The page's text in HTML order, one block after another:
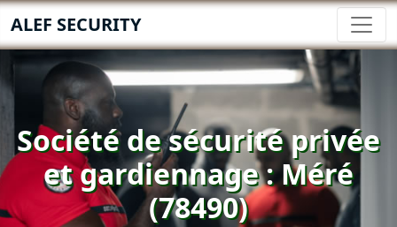
ALEF SECURITY
Société de sécurité privée
et gardiennage : Méré
(78490)